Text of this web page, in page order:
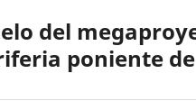
del
poniente